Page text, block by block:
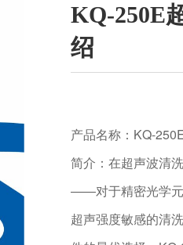
KQ-250E
绍
产品名称：KQ-
简介：在超声波清
——对于精密光学元
超声强度敏感的清